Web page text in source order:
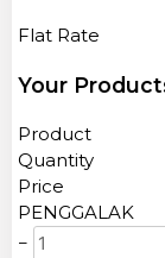
Flat Rate
Your
Product
Quantity
Price
PENGGALAK
−